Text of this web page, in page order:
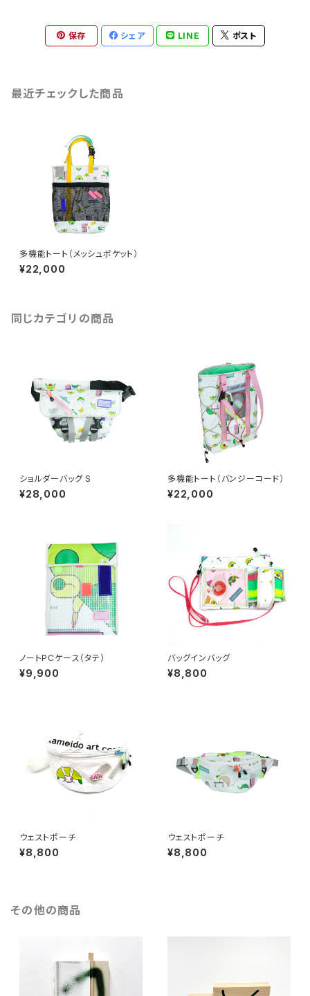
保存 シェア LINE ポスト
最近チェックした商品
多機能トート（メッシュポケット）
¥22,000
同じカテゴリの商品
ショルダーバッグ S
¥28,000
多機能トート（バンジーコード）
¥22,000
ノートPCケース（タテ）
¥9,900
バッグインバッグ
¥8,800
ウェストポーチ
¥8,800
ウェストポーチ
¥8,800
その他の商品